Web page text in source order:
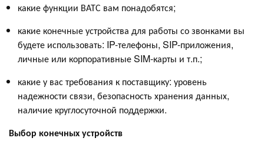
какие функции ВАТС вам понадобятся;
какие конечные устройства для работы со звонками вы
будете использовать: IP-телефоны, SIP-приложения,
личные или корпоративные SIM-карты и т.п.;
какие у вас требования к поставщику: уровень
надежности связи, безопасность хранения данных,
наличие круглосуточной поддержки.
Выбор конечных устройств